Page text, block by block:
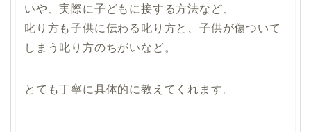
いや、実際に子どもに接する方法など、
叱り方も子供に伝わる叱り方と、子供が傷ついて
しまう叱り方のちがいなど。
とても丁寧に具体的に教えてくれます。